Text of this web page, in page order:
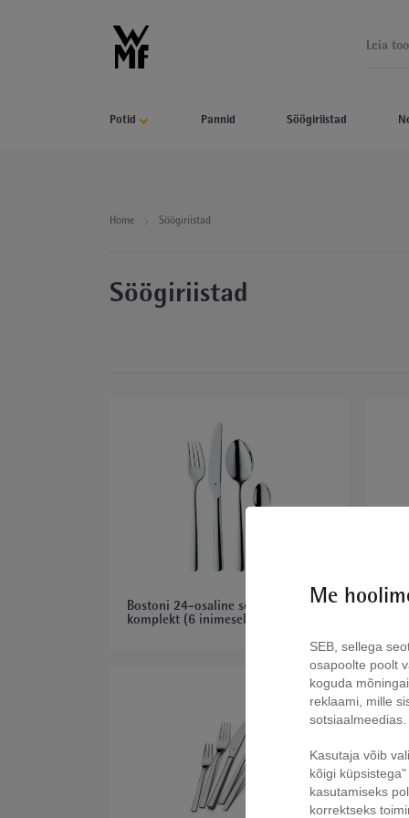
Potid Pannid Söögiriistad
Home Söögiriistad
Söögiriistad
Bostoni 24-osaline söögiriistade
komplekt (6 inimesele)
Me
SEB, sellega
osapoolte poolt
koguda
reklaami, mille
sotsiaalmeedias.
Kasutaja võib
kõigi
kasutamiseks
korrektseks